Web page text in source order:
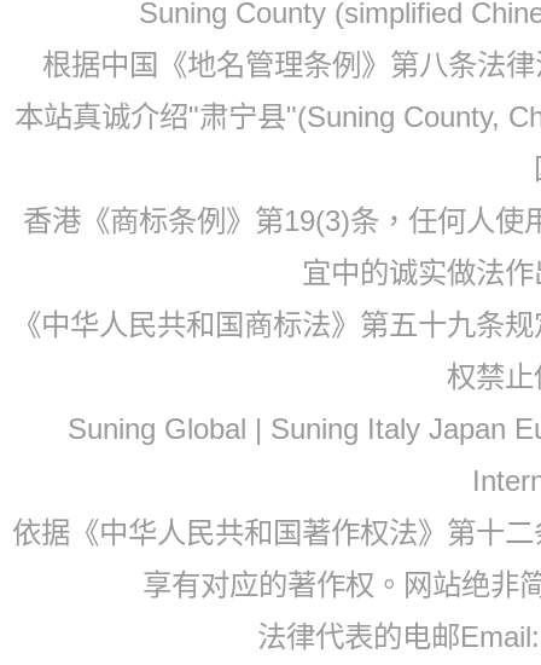
Suning County (simplified
根据中国《地名管理条例》第八条法
本站真诚介绍"肃宁县"(Suning County,
香港《商标条例》第19(3)条，任何人
宜中的诚实做法
《中华人民共和国商标法》第五十九条
权禁
Suning Global | Suning Italy Japan
依据《中华人民共和国著作权法》第十
享有对应的著作权。网站绝非
法律代表的电邮